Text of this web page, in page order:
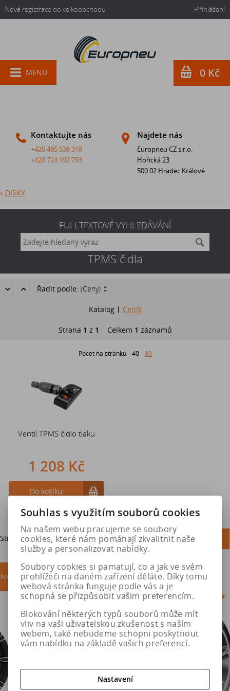
Nová registrace do velkoobchodu Přihlášení
Kontaktujte nás
+420 495 538 318
+420 724 192 793
Najdete nás
Europneu CZ s.r.o.
Hořická 23
500 02 Hradec Králové
MENU 0 Kč
DISKY
FULLTEXTOVÉ VYHLEDÁVÁNÍ
TPMS čidla
Řadit podle: (Ceny)
Katalog Ceník
Strana 1 z 1 Celkem 1 záznamů
Počet na stránku 40 80
Ventil TPMS čidlo tlaku
1 208 Kč
Do košíku
Strana1z1Celkem 1záznamů
Nejprodávanější akce
Akce
Souhlas s využitím souborů cookies
Na našem webu pracujeme se soubory
cookies, které nám pomáhají zkvalitnit naše
služby a personalizovat nabídky.
Soubory cookies si pamatují, co a jak ve svém
prohlížeči na daném zařízení děláte. Díky tomu
webová stránka funguje podle vás a je
schopná se přizpůsobit vašim preferencím.
Blokování některých typů souborů může mít
vliv na vaši uživatelskou zkušenost s naším
webem, také nebudeme schopni poskytnout
vám nabídku na základě vašich preferencí.
Nastavení